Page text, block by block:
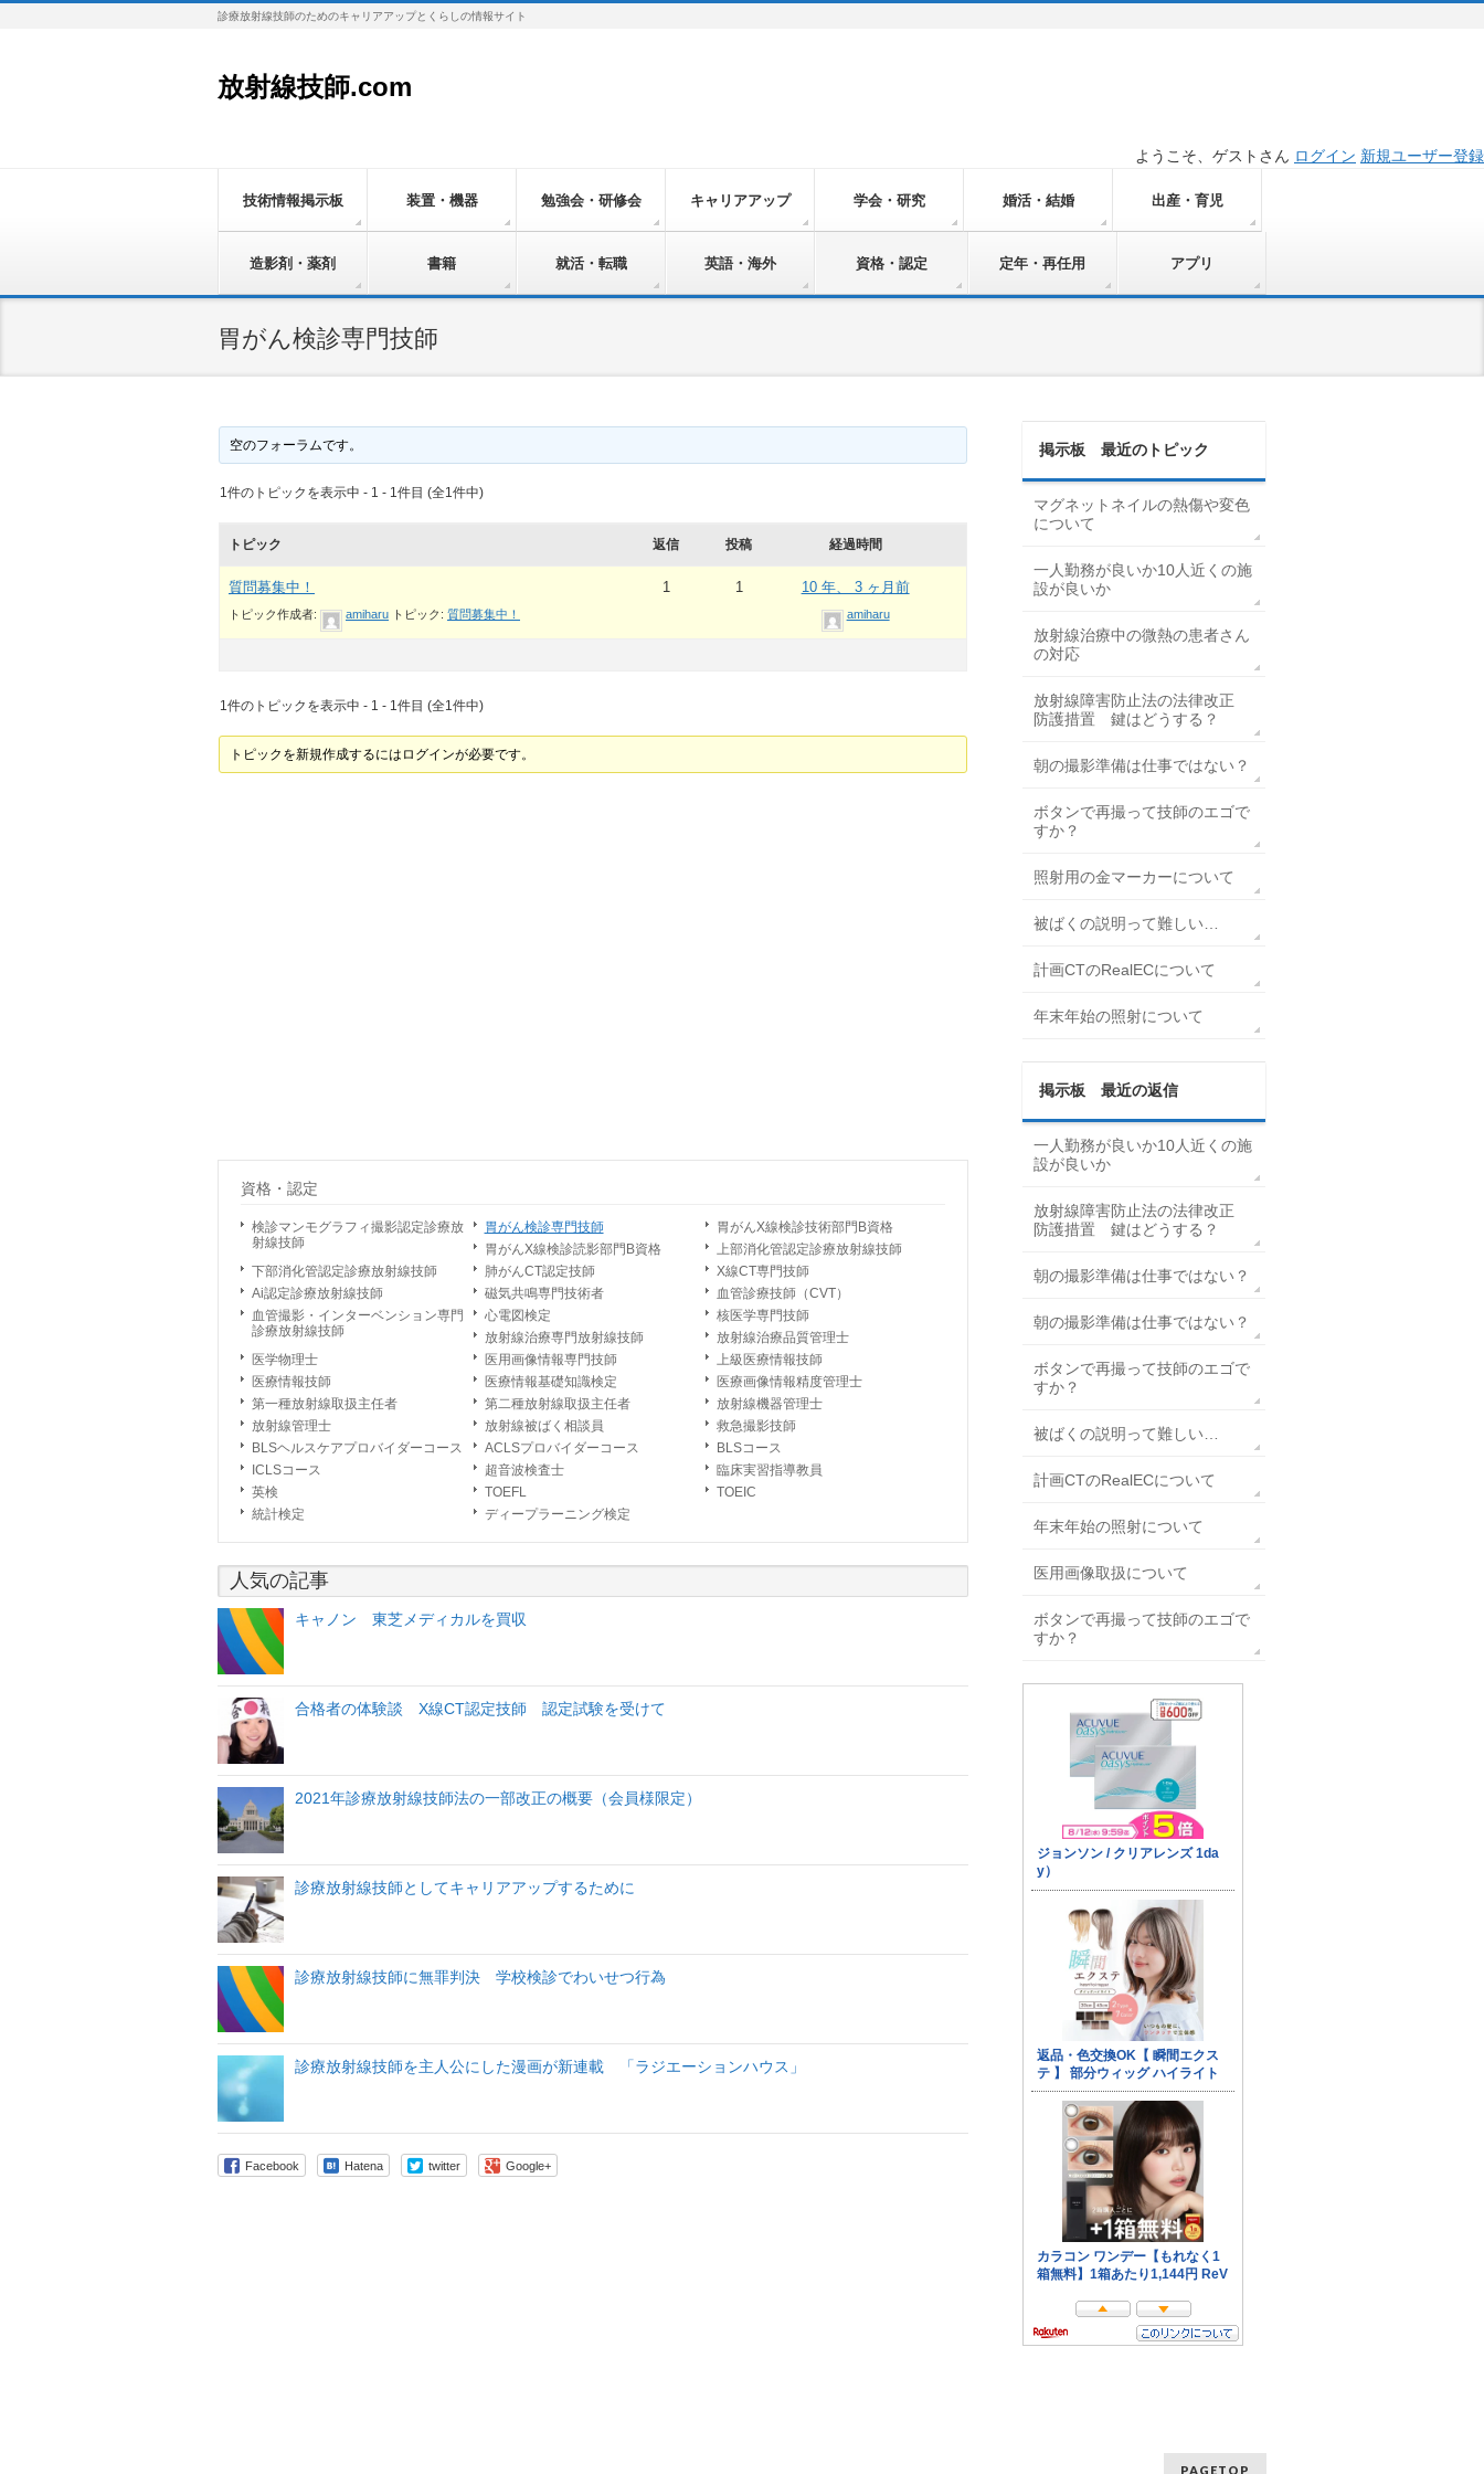
診療放射線技師のためのキャリアアップとくらしの情報サイト
放射線技師.com
ようこそ、ゲストさん ログイン 新規ユーザー登録
技術情報掲示板 装置・機器 勉強会・研修会 キャリアアップ 学会・研究 婚活・結婚 出産・育児
造影剤・薬剤 書籍 就活・転職 英語・海外 資格・認定 定年・再任用 アプリ
胃がん検診専門技師
空のフォーラムです。
1件のトピックを表示中 - 1 - 1件目 (全1件中)
トピック 返信 投稿 経過時間
質問募集中！
トピック作成者: amiharu トピック: 質問募集中！
1 1 10 年、 3 ヶ月前
amiharu
1件のトピックを表示中 - 1 - 1件目 (全1件中)
トピックを新規作成するにはログインが必要です。
資格・認定
検診マンモグラフィ撮影認定診療放
射線技師
胃がん検診専門技師
胃がんX線検診技術部門B資格
胃がんX線検診読影部門B資格
上部消化管認定診療放射線技師
下部消化管認定診療放射線技師
肺がんCT認定技師
X線CT専門技師
Ai認定診療放射線技師
磁気共鳴専門技術者
血管診療技師（CVT）
血管撮影・インターベンション専門
診療放射線技師
心電図検定
核医学専門技師
放射線治療専門放射線技師
放射線治療品質管理士
医学物理士
医用画像情報専門技師
上級医療情報技師
医療情報技師
医療情報基礎知識検定
医療画像情報精度管理士
第一種放射線取扱主任者
第二種放射線取扱主任者
放射線機器管理士
放射線管理士
放射線被ばく相談員
救急撮影技師
BLSヘルスケアプロバイダーコース
ACLSプロバイダーコース
BLSコース
ICLSコース
超音波検査士
臨床実習指導教員
英検
TOEFL
TOEIC
統計検定
ディープラーニング検定
人気の記事
キャノン 東芝メディカルを買収
合格者の体験談 X線CT認定技師 認定試験を受けて
2021年診療放射線技師法の一部改正の概要（会員様限定）
診療放射線技師としてキャリアアップするために
診療放射線技師に無罪判決 学校検診でわいせつ行為
診療放射線技師を主人公にした漫画が新連載 「ラジエーションハウス」
Facebook Hatena twitter Google+
掲示板 最近のトピック
マグネットネイルの熱傷や変色
について
一人勤務が良いか10人近くの施
設が良いか
放射線治療中の微熱の患者さん
の対応
放射線障害防止法の法律改正
防護措置 鍵はどうする？
朝の撮影準備は仕事ではない？
ボタンで再撮って技師のエゴで
すか？
照射用の金マーカーについて
被ばくの説明って難しい…
計画CTのRealECについて
年末年始の照射について
掲示板 最近の返信
一人勤務が良いか10人近くの施
設が良いか
放射線障害防止法の法律改正
防護措置 鍵はどうする？
朝の撮影準備は仕事ではない？
朝の撮影準備は仕事ではない？
ボタンで再撮って技師のエゴで
すか？
被ばくの説明って難しい…
計画CTのRealECについて
年末年始の照射について
医用画像取扱について
ボタンで再撮って技師のエゴで
すか？
PAGETOP